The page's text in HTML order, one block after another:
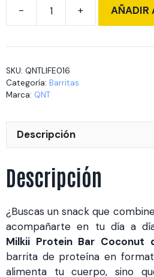
Milkii
Bar
AÑADIR
SKU: QNTLIFE016
Categoría: Barritas
Marca: QNT
Descripción
Descripción
¿Buscas un snack que
acompañarte en tu día a
Milkii Protein Bar Coconut
barrita de proteína en
alimenta tu cuerpo, sino